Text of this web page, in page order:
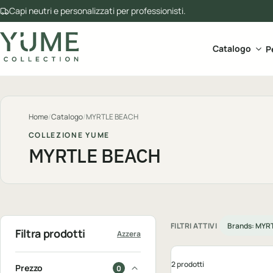
Capi neutri e personalizzati per professionisti.
Catalogo
Home/Catalogo/MYRTLE BEACH
COLLEZIONE YUME
MYRTLE BEACH
Filtra prodotti Azzera
Prezzo 0
FILTRI ATTIVI Brands:
2 prodotti